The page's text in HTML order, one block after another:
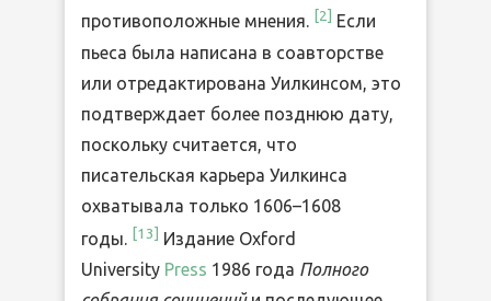
противоположные мнения.
2
Если
пьеса была написана в соавторстве
или отредактирована Уилкинсом, это
подтверждает более позднюю дату,
поскольку считается, что
писательская карьера Уилкинса
охватывала только 1606–1608
годы. [13] Издание Oxford
University Press 1986 года Полного